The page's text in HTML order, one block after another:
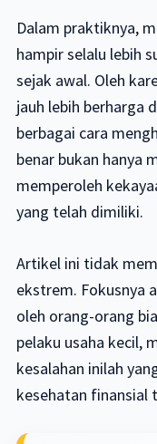
Dalam praktiknya,
hampir selalu lebih
sejak awal. Oleh
jauh lebih berharga
berbagai cara
benar bukan hanya
memperoleh
yang telah dimiliki.
Artikel ini tidak
ekstrem. Fokusnya
oleh orang-orang
pelaku usaha kecil,
kesalahan inilah
kesehatan finansial